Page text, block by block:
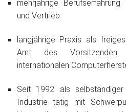
mehrjährige
und Vertrieb
lang­­jährige Praxis als
Amt des
internationalen
Seit 1992 als
Industrie tätig mit